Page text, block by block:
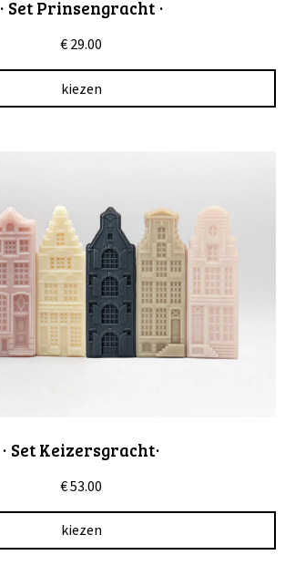
· Set Prinsengracht ·
€ 29.00
kiezen
· Set Keizersgracht·
€ 53.00
kiezen